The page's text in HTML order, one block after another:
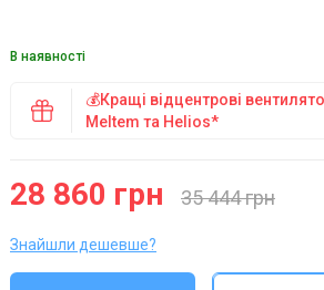
В наявності
💰Кращі відцентрові
Meltem та Helios*
28 860 грн 35 444 грн
Знайшли дешевше?